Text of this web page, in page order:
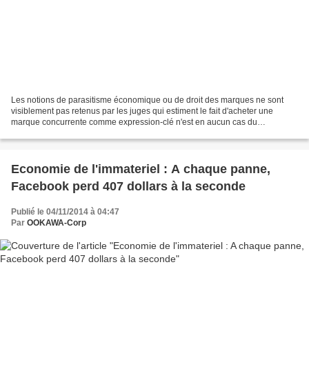
Les notions de parasitisme économique ou de droit des marques ne sont
visiblement pas retenus par les juges qui estiment le fait d'acheter une
marque concurrente comme expression-clé n'est en aucun cas du
Economie de l'immateriel : A chaque panne,
Facebook perd 407 dollars à la seconde
Publié le 04/11/2014 à 04:47
Par OOKAWA-Corp